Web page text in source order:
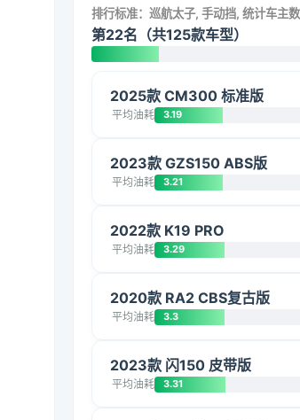
排行标准：巡航太子, 手动挡, 统计车主数
第22名（共125款车型）
2025款 CM300 标准版
平均油耗 3.19
2023款 GZS150 ABS版
平均油耗 3.21
2022款 K19 PRO
平均油耗 3.29
2020款 RA2 CBS复古版
平均油耗 3.3
2023款 闪150 皮带版
平均油耗 3.31